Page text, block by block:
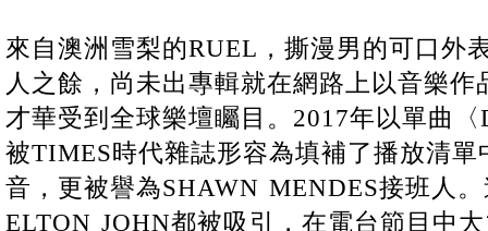
來自澳洲雪梨的RUEL，撕漫男的可口外
人之餘，尚未出專輯就在網路上以音樂
才華受到全球樂壇矚目。2017年以單曲
被TIMES時代雜誌形容為填補了播放清
音，更被譽為SHAWN MENDES接班人
ELTON JOHN都被吸引，在電台節目中